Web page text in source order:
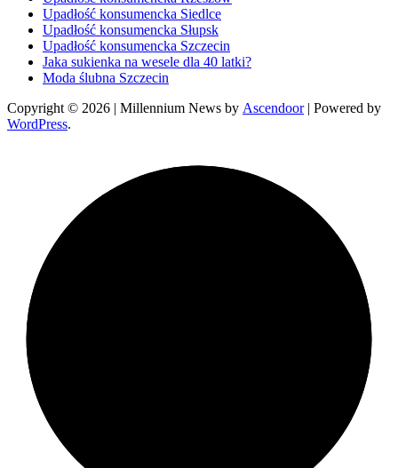
Upadłość konsumencka Siedlce
Upadłość konsumencka Słupsk
Upadłość konsumencka Szczecin
Jaka sukienka na wesele dla 40 latki?
Moda ślubna Szczecin
Copyright © 2026 | Millennium News by Ascendoor| Powered by
WordPress.